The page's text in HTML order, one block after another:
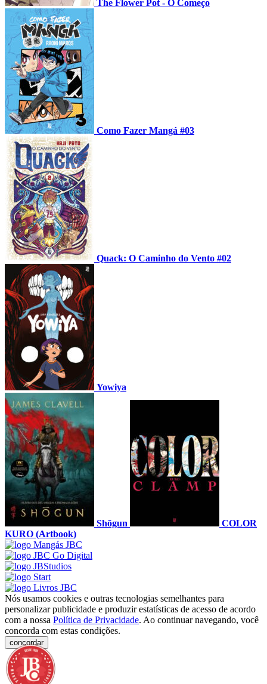
The Flower Pot - O Começo
Como Fazer Mangá #03
Quack: O Caminho do Vento #02
Yowiya
Shōgun
COLOR
KURO (Artbook)
Nós usamos cookies e outras tecnologias semelhantes para
personalizar publicidade e produzir estatísticas de acesso de acordo
com a nossa Política de Privacidade. Ao continuar navegando, você
concorda com estas condições.
concordar